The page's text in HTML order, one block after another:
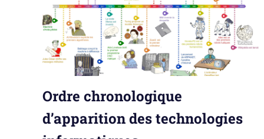
Ordre chronologique
d’apparition des technologies